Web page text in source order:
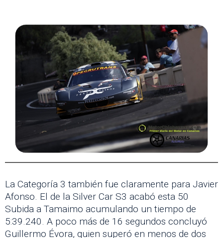
La Categoría 3 también fue claramente para Javier
Afonso. El de la Silver Car S3 acabó esta 50
Subida a Tamaimo acumulando un tiempo de
5:39.240. A poco más de 16 segundos concluyó
Guillermo Évora, quien superó en menos de dos